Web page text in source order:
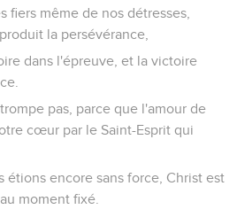
fiers même de nos détresses,
la persévérance,
dans l'épreuve, et la victoire
pas, parce que l'amour de
cœur par le Saint-Esprit qui
étions encore sans force, Christ est
moment fixé.